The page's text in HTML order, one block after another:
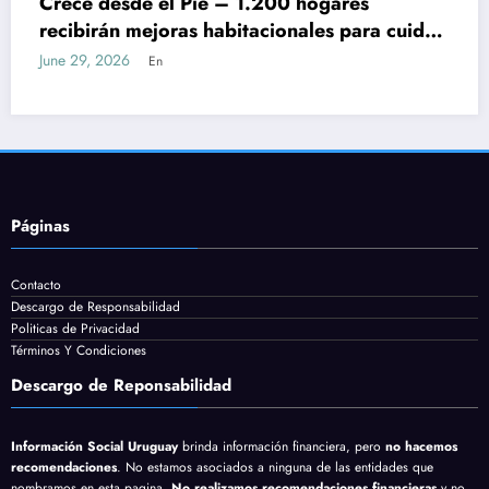
para cuidar
Tarjeta MIDES? Esto es lo
Páginas
Contacto
Descargo de Responsabilidad
Politicas de Privacidad
Términos Y Condiciones
Descargo de Reponsabilidad
Información Social Uruguaybrinda información financiera, pero no hacemos
recomendaciones. No estamos asociados a ninguna de las entidades que